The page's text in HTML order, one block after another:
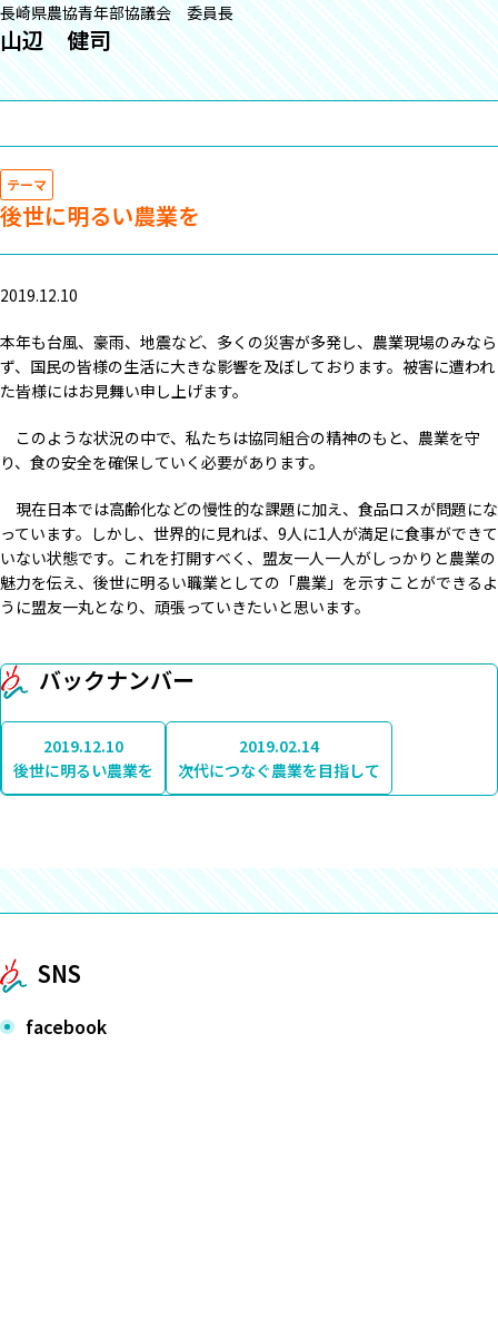
長崎県農協青年部協議会 委員長
山辺 健司
テーマ
後世に明るい農業を
2019.12.10
本年も台風、豪雨、地震など、多くの災害が多発し、農業現場のみなら
ず、国民の皆様の生活に大きな影響を及ぼしております。被害に遭われ
た皆様にはお見舞い申し上げます。
このような状況の中で、私たちは協同組合の精神のもと、農業を守
り、食の安全を確保していく必要があります。
現在日本では高齢化などの慢性的な課題に加え、食品ロスが問題にな
っています。しかし、世界的に見れば、9人に1人が満足に食事ができて
いない状態です。これを打開すべく、盟友一人一人がしっかりと農業の
魅力を伝え、後世に明るい職業としての「農業」を示すことができるよ
うに盟友一丸となり、頑張っていきたいと思います。
バックナンバー
2019.12.10
後世に明るい農業を
2019.02.14
次代につなぐ農業を目指して
SNS
facebook